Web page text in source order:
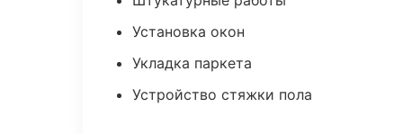
Установка окон
Укладка паркета
Устройство стяжки пола